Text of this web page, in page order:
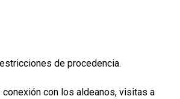
de procedencia.
conexión con los aldeanos, visitas a